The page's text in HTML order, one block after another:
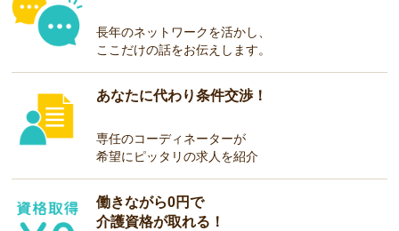
長年のネットワークを活かし、
ここだけの話をお伝えします。
あなたに代わり条件交渉！
専任のコーディネーターが
希望にピッタリの求人を紹介
働きながら0円で
介護資格が取れる！